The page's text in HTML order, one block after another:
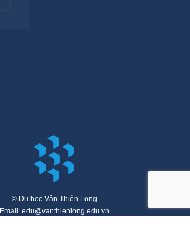
© Du học Vân Thiên Long
Email: edu@vanthienlong.edu.vn